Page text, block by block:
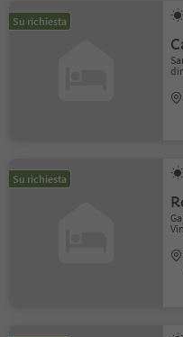
Su richiesta
Su richiesta